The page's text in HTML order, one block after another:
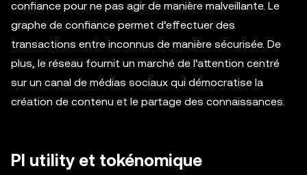
confiance pour ne pas agir de manière malveillante. Le
graphe de confiance permet d’effectuer des
transactions entre inconnus de manière sécurisée. De
plus, le réseau fournit un marché de l’attention centré
sur un canal de médias sociaux qui démocratise la
création de contenu et le partage des connaissances.
PI utility et tokénomique